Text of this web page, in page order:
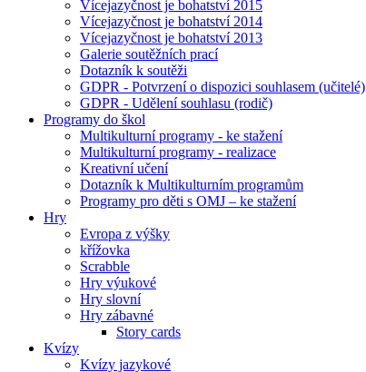
Vícejazyčnost je bohatství 2015
Vícejazyčnost je bohatství 2014
Vícejazyčnost je bohatství 2013
Galerie soutěžních prací
Dotazník k soutěži
GDPR - Potvrzení o dispozici souhlasem (učitelé)
GDPR - Udělení souhlasu (rodič)
Programy do škol
Multikulturní programy - ke stažení
Multikulturní programy - realizace
Kreativní učení
Dotazník k Multikulturním programům
Programy pro děti s OMJ – ke stažení
Hry
Evropa z výšky
křížovka
Scrabble
Hry výukové
Hry slovní
Hry zábavné
Story cards
Kvízy
Kvízy jazykové